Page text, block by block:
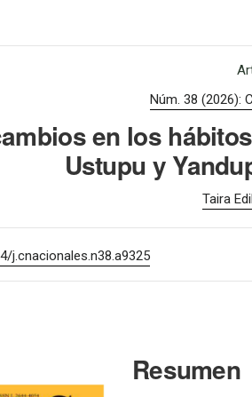
Núm. 38 (2026):
en los
Ustupu y
Taira
j.cnacionales.n38.a9325
Resumen